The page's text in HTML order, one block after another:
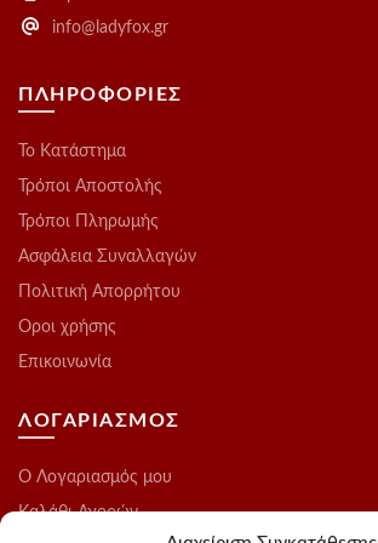
info@ladyfox.gr
ΠΛΗΡΟΦΟΡΙΕΣ
Το Kατάστημα
Τρόποι Αποστολής
Τρόποι Πληρωμής
Ασφάλεια Συναλλαγών
Πολιτική Απορρήτου
Οροι χρήσης
Επικοινωνία
ΛΟΓΑΡΙΑΣΜΟΣ
O Λογαριασμός μου
Καλάθι Αγορών